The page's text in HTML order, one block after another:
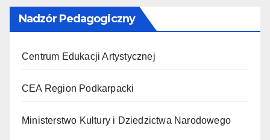
Nadzór Pedagogiczny
Centrum Edukacji Artystycznej
CEA Region Podkarpacki
Ministerstwo Kultury i Dziedzictwa Narodowego